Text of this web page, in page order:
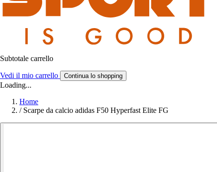
Subtotale carrello
Vedi il mio carrello Continua lo shopping
Loading...
Home
/ Scarpe da calcio adidas F50 Hyperfast Elite FG